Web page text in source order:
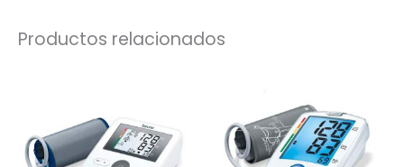
Productos relacionados